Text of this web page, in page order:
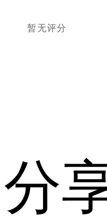
暂无评分
分